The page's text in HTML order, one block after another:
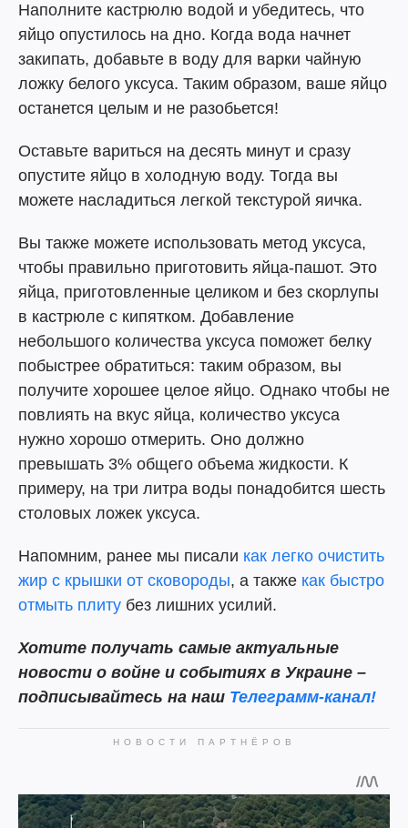
Наполните кастрюлю водой и убедитесь, что
яйцо опустилось на дно. Когда вода начнет
закипать, добавьте в воду для варки чайную
ложку белого уксуса. Таким образом, ваше яйцо
останется целым и не разобьется!
Оставьте вариться на десять минут и сразу
опустите яйцо в холодную воду. Тогда вы
можете насладиться легкой текстурой яичка.
Вы также можете использовать метод уксуса,
чтобы правильно приготовить яйца-пашот. Это
яйца, приготовленные целиком и без скорлупы
в кастрюле с кипятком. Добавление
небольшого количества уксуса поможет белку
побыстрее обратиться: таким образом, вы
получите хорошее целое яйцо. Однако чтобы не
повлиять на вкус яйца, количество уксуса
нужно хорошо отмерить. Оно должно
превышать 3% общего объема жидкости. К
примеру, на три литра воды понадобится шесть
столовых ложек уксуса.
Напомним, ранее мы писали как легко очистить
жир с крышки от сковороды, а также как быстро
отмыть плиту без лишних усилий.
Хотите получать самые актуальные
новости о войне и событиях в Украине –
подписывайтесь на наш Телеграмм-канал!